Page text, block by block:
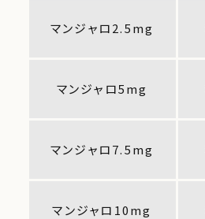
マンジャロ2.5mg
マンジャロ5mg
マンジャロ7.5mg
マンジャロ10mg